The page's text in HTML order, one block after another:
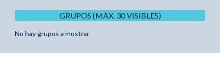
GRUPOS (MÁX. 30 VISIBLES)
No hay grupos a mostrar